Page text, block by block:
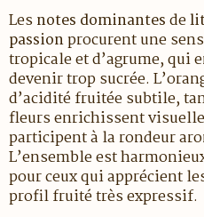
Lesnotes dominantesde
passionprocurent une
tropicale et d’agrume, qui
devenir trop sucrée.
d’acidité fruitée subtile,
fleurs enrichissent
participent à la rondeur
L’ensemble est
pour ceux qui apprécient
profil fruité très expressif.